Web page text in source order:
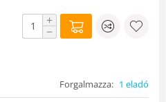
+
−
Forgalmazza: 1 eladó